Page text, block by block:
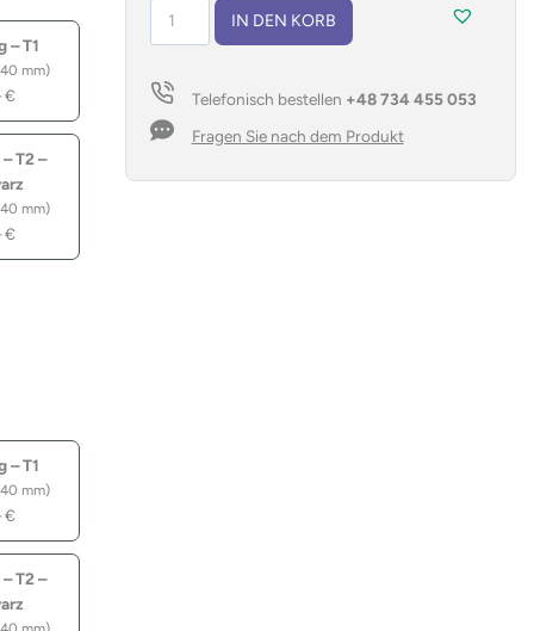
– T1
mm)
€
T2 –
mm)
€
– T1
mm)
€
T2 –
Notizbuch
Menge
IN DEN KORB
Telefonisch bestellen +48 734 455 053
Fragen Sie nach dem Produkt